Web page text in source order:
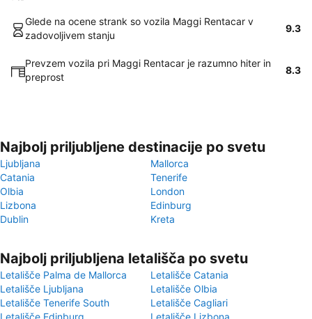
Glede na ocene strank so vozila Maggi Rentacar v
zadovoljivem stanju
9.3
Prevzem vozila pri Maggi Rentacar je razumno hiter in
preprost
8.3
Najbolj priljubljene destinacije po svetu
Ljubljana
Mallorca
Catania
Tenerife
Olbia
London
Lizbona
Edinburg
Dublin
Kreta
Najbolj priljubljena letališča po svetu
Letališče Palma de Mallorca
Letališče Catania
Letališče Ljubljana
Letališče Olbia
Letališče Tenerife South
Letališče Cagliari
Letališče Edinburg
Letališče Lizbona